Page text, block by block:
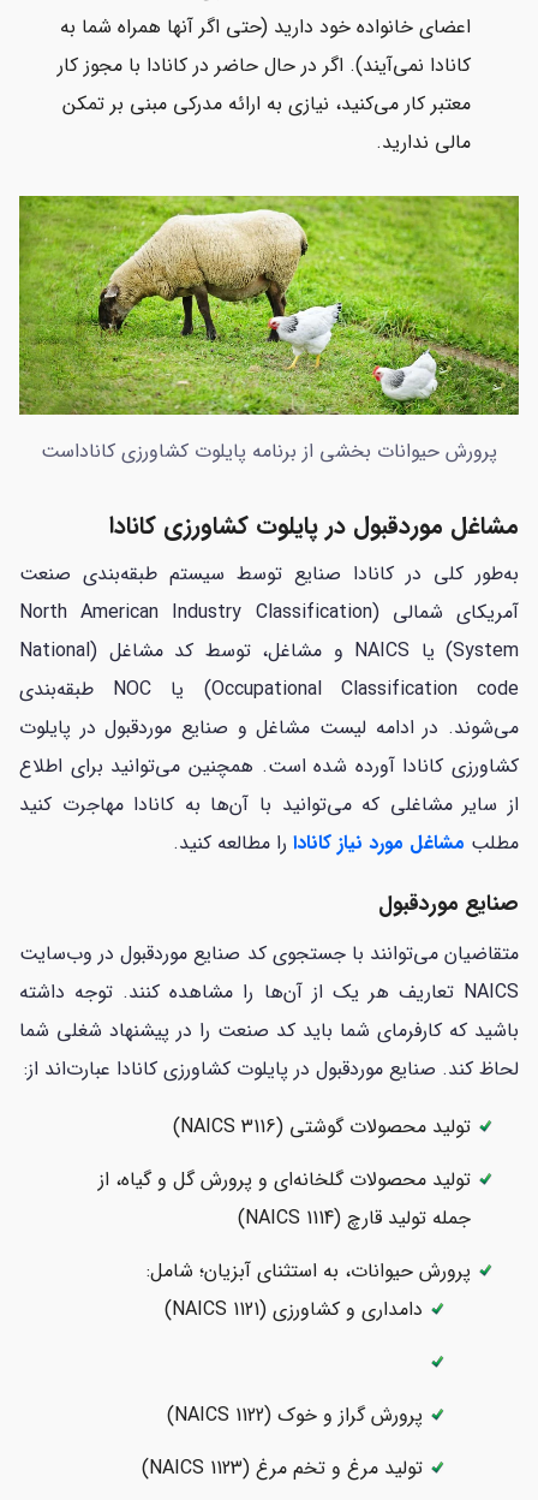
اعضای خانواده خود دارید (حتی اگر آنها همراه شما به
کانادا نمی‌آیند). اگر در حال حاضر در کانادا با مجوز کار
معتبر کار می‌کنید، نیازی به ارائه مدرکی مبنی بر تمکن
مالی ندارید.
پرورش حیوانات بخشی از برنامه پایلوت کشاورزی کاناداست
مشاغل موردقبول در پایلوت کشاورزی کانادا
به‌طور کلی در کانادا صنایع توسط سیستم طبقه‌بندی صنعت
آمریکای شمالی (North American Industry Classification
System) یا NAICS و مشاغل، توسط کد مشاغل (National
Occupational Classification code) یا NOC طبقه‌بندی
می‌شوند. در ادامه لیست مشاغل و صنایع موردقبول در پایلوت
کشاورزی کانادا آورده شده است. همچنین می‌توانید برای اطلاع
از سایر مشاغلی که می‌توانید با آن‌ها به کانادا مهاجرت کنید
مطلب مشاغل مورد نیاز کانادا را مطالعه کنید.
صنایع موردقبول
متقاضیان می‌توانند با جستجوی کد صنایع موردقبول در وب‌سایت
NAICS تعاریف هر یک از آن‌ها را مشاهده کنند. توجه داشته
باشید که کارفرمای شما باید کد صنعت را در پیشنهاد شغلی شما
لحاظ کند. صنایع موردقبول در پایلوت کشاورزی کانادا عبارت‌اند از:
تولید محصولات گوشتی (NAICS 3116)
تولید محصولات گلخانه‌ای و پرورش گل و گیاه، از
جمله تولید قارچ (NAICS 1114)
پرورش حیوانات، به استثنای آبزیان؛ شامل:
دامداری و کشاورزی (NAICS 1121)
پرورش گراز و خوک (NAICS 1122)
تولید مرغ و تخم مرغ (NAICS 1123)